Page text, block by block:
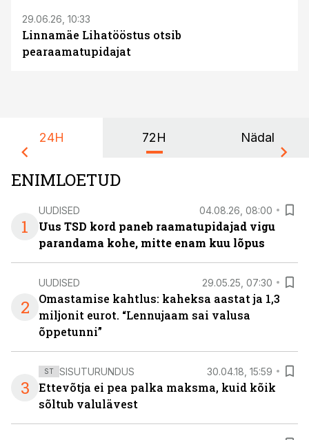
29.06.26, 10:33
Linnamäe Lihatööstus otsib
pearaamatupidajat
24H 72H Nädal
ENIMLOETUD
1
UUDISED 04.08.26, 08:00
Uus TSD kord paneb raamatupidajad vigu
parandama kohe, mitte enam kuu lõpus
2
UUDISED 29.05.25, 07:30
Omastamise kahtlus: kaheksa aastat ja 1,3
miljonit eurot. “Lennujaam sai valusa
õppetunni”
3
ST SISUTURUNDUS 30.04.18, 15:59
Ettevõtja ei pea palka maksma, kuid kõik
sõltub valulävest